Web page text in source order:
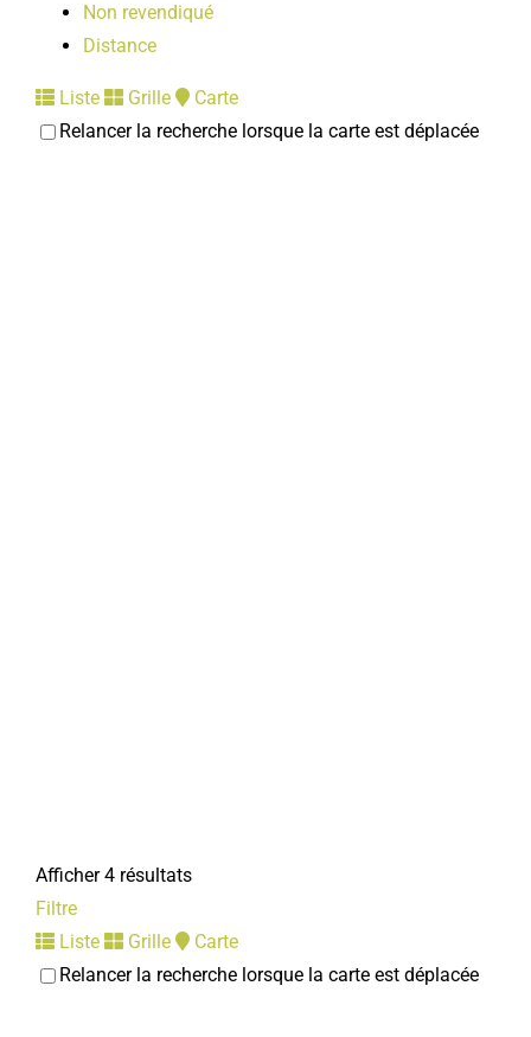
Non revendiqué
Distance
Liste Grille
Carte
Relancer la recherche lorsque la carte est déplacée
Afficher 4 résultats
Filtre
Liste
Grille
Carte
Relancer la recherche lorsque la carte est déplacée